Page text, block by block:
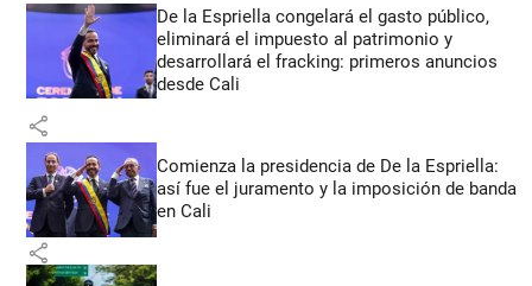
De la Espriella congelará el gasto público,
eliminará el impuesto al patrimonio y
desarrollará el fracking: primeros anuncios
desde Cali
share
Comienza la presidencia de De la Espriella:
así fue el juramento y la imposición de banda
en Cali
share